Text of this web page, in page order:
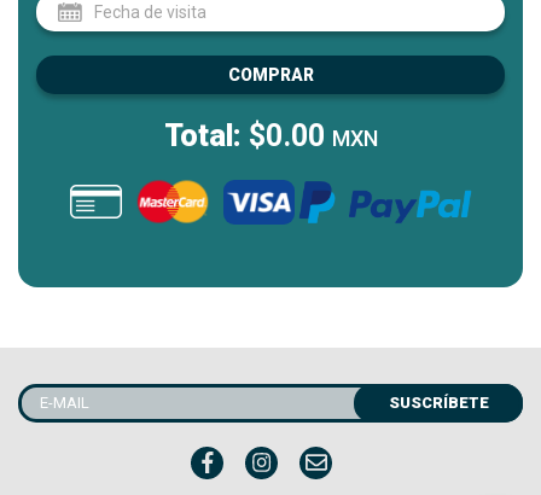
COMPRAR
Total: $0.00 MXN
SUSCRÍBETE